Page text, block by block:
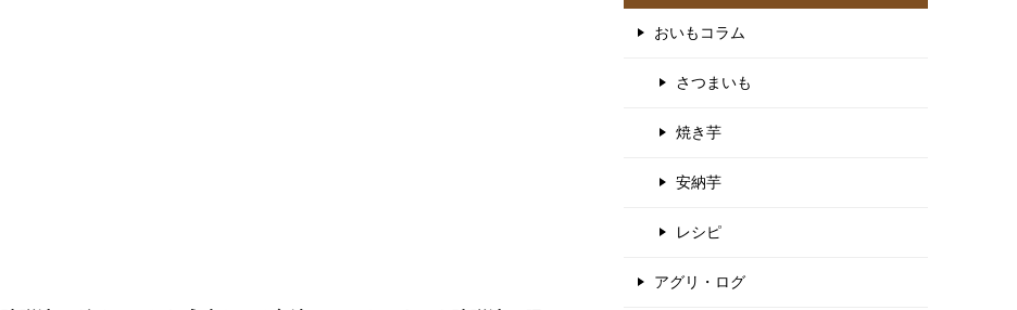
おいもコラム
さつまいも
焼き芋
安納芋
レシピ
アグリ・ログ